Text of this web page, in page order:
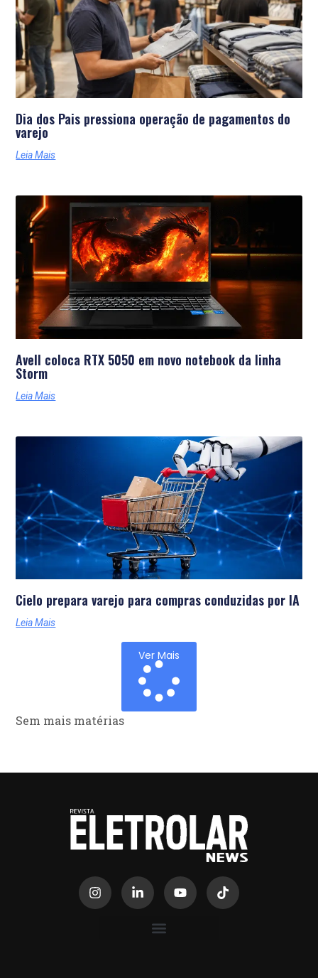
Dia dos Pais pressiona operação de pagamentos do
varejo
Leia Mais
Avell coloca RTX 5050 em novo notebook da linha
Storm
Leia Mais
Cielo prepara varejo para compras conduzidas por IA
Leia Mais
Ver Mais
Sem mais matérias